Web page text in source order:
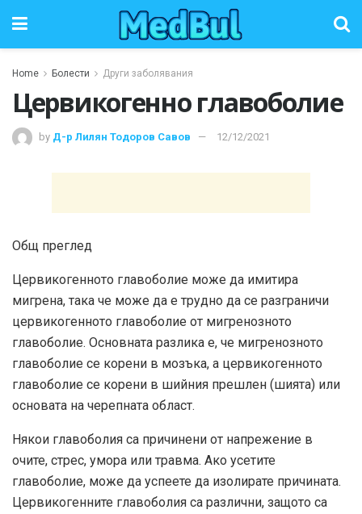
Home Болести Други заболявания
Цервикогенно главоболие
by Д-р Лилян Тодоров Савов 12/12/2021
Общ преглед
Цервикогенното главоболие може да имитира
мигрена, така че може да е трудно да се разграничи
цервикогенното главоболие от мигренозното
главоболие. Основната разлика е, че мигренозното
главоболие се корени в мозъка, а цервикогенното
главоболие се корени в шийния прешлен (шията) или
основата на черепната област.
Някои главоболия са причинени от напрежение в
очите, стрес, умора или травма. Ако усетите
главоболие, може да успеете да изолирате причината.
Цервикогенните главоболия са различни, защото са